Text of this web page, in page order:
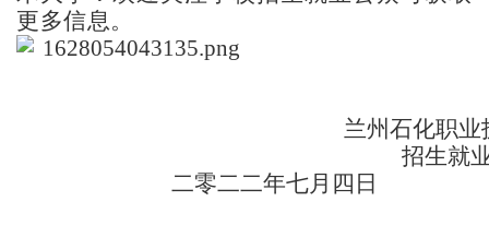
更多信息。
兰州石化职业
招生就
二零二二年七月四日